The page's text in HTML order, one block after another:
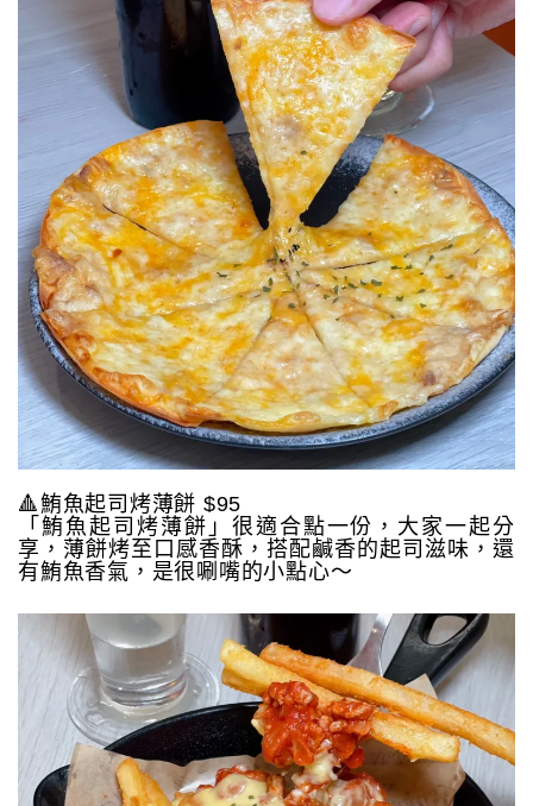
🔺鮪魚起司烤薄餅 $95
「鮪魚起司烤薄餅」很適合點一份，大家一起分
享，薄餅烤至口感香酥，搭配鹹香的起司滋味，還
有鮪魚香氣，是很唰嘴的小點心～